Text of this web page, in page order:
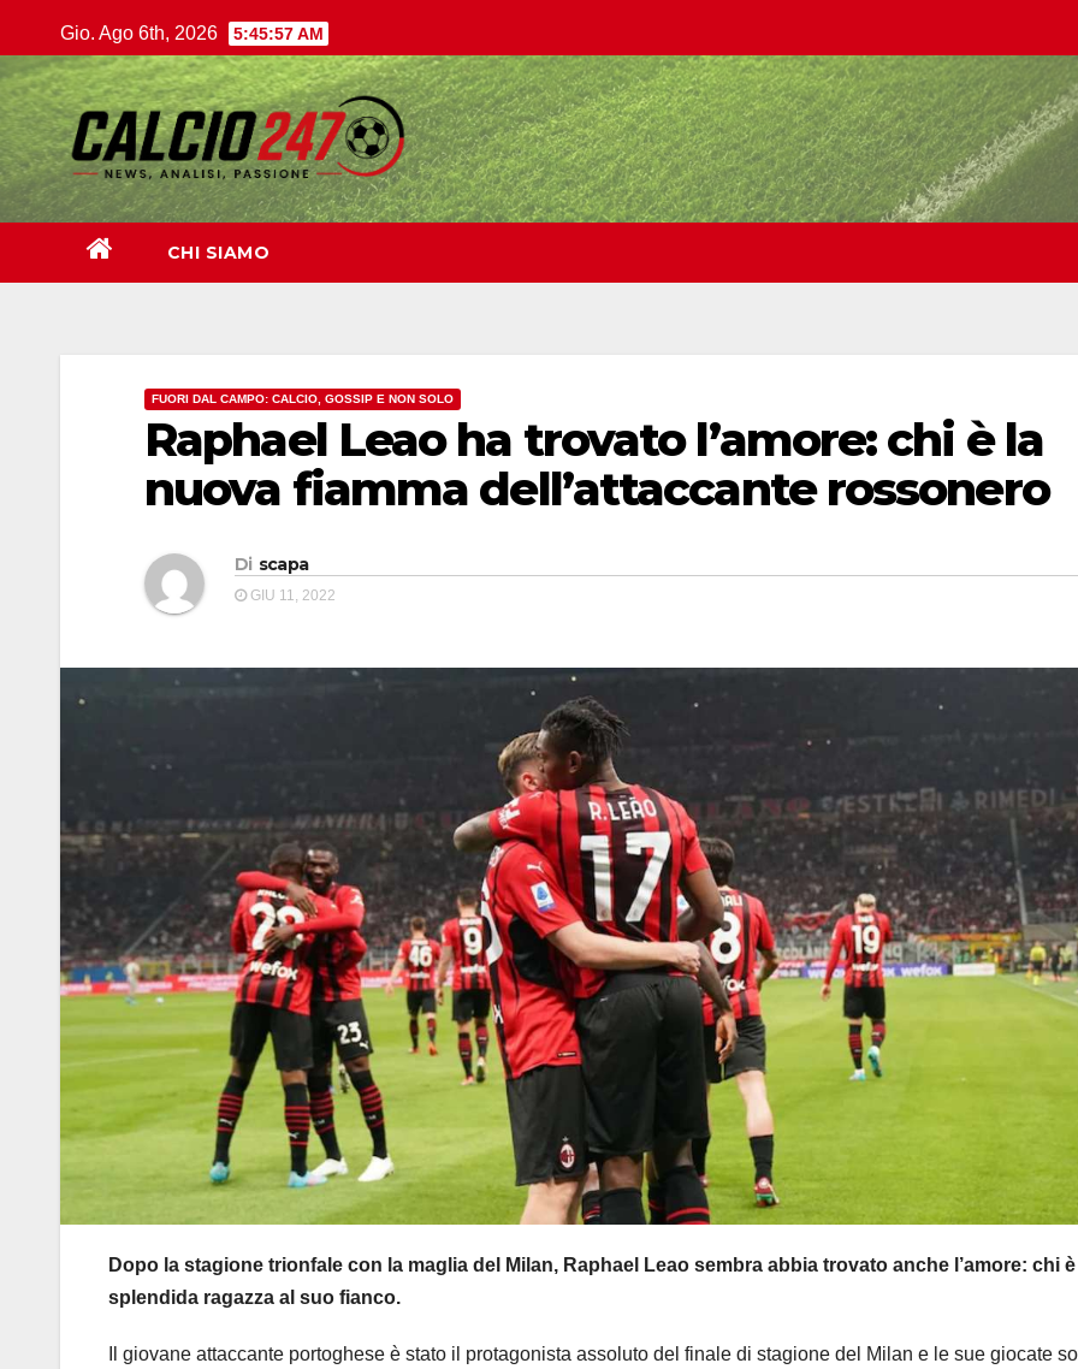
al
contenuto
Gio. Ago 6th, 2026 5:45:58 AM
CHI SIAMO
FUORI DAL CAMPO: CALCIO, GOSSIP E NON SOLO
Raphael Leao ha trovato l’amore: chi è la
nuova fiamma dell’attaccante rossonero
Di scapa
GIU 11, 2022
Dopo la stagione trionfale con la maglia del Milan, Raphael Leao sembra abbia trovato anche l’amore: chi
splendida ragazza al suo fianco.
Il giovane attaccante portoghese è stato il protagonista assoluto del finale di stagione del Milan e le sue giocate